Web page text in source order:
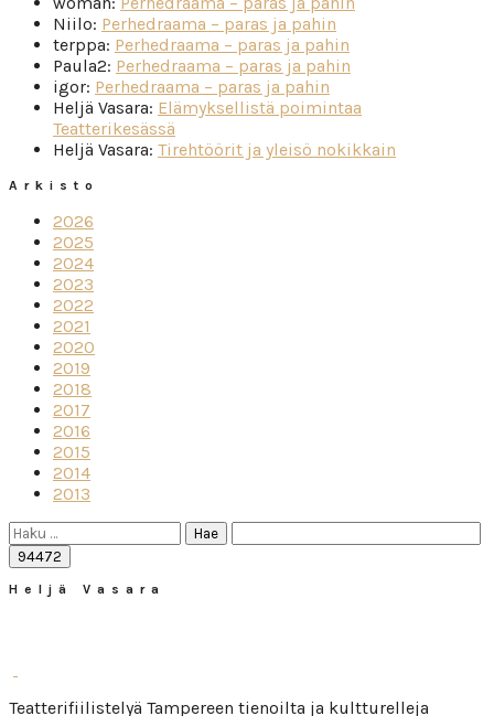
Niilo: Perhedraama – paras ja pahin
terppa: Perhedraama – paras ja pahin
Paula2: Perhedraama – paras ja pahin
igor: Perhedraama – paras ja pahin
Heljä Vasara: Elämyksellistä poimintaa
Teatterikesässä
Heljä Vasara: Tirehtöörit ja yleisö nokikkain
Arkisto
2026
2025
2024
2023
2022
2021
2020
2019
2018
2017
2016
2015
2014
2013
Haku:
Heljä Vasara
Teatterifiilistelyä Tampereen tienoilta ja kultturelleja